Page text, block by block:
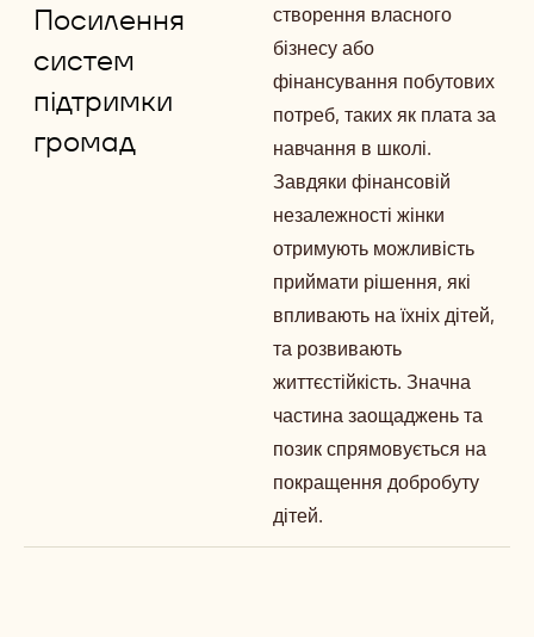
Посилення
систем
підтримки
громад
створення власного
бізнесу або
фінансування побутових
потреб, таких як плата за
навчання в школі.
Завдяки фінансовій
незалежності жінки
отримують можливість
приймати рішення, які
впливають на їхніх дітей,
та розвивають
життєстійкість. Значна
частина заощаджень та
позик спрямовується на
покращення добробуту
дітей.